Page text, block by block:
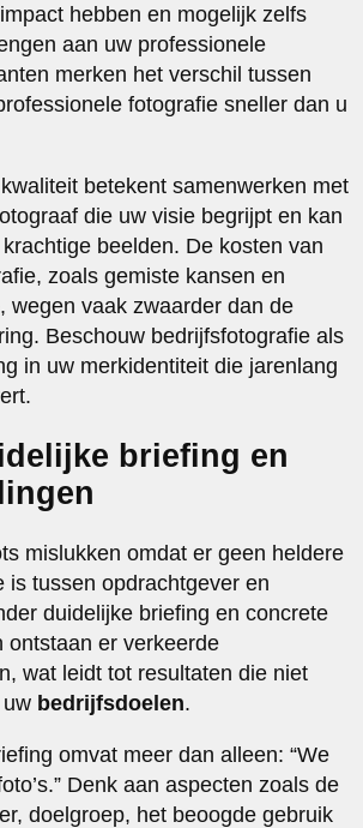
hebben en mogelijk zelfs
aan uw professionele
merken het verschil tussen
fotografie sneller dan u
betekent samenwerken met
die uw visie begrijpt en kan
beelden. De kosten van
zoals gemiste kansen en
wegen vaak zwaarder dan de
Beschouw bedrijfsfotografie als
in uw merkidentiteit die jarenlang
briefing en
mislukken omdat er geen heldere
is tussen opdrachtgever en
duidelijke briefing en concrete
ontstaan er verkeerde
wat leidt tot resultaten die niet
bedrijfsdoelen.
omvat meer dan alleen: “We
Denk aan aspecten zoals de
doelgroep, het beoogde gebruik